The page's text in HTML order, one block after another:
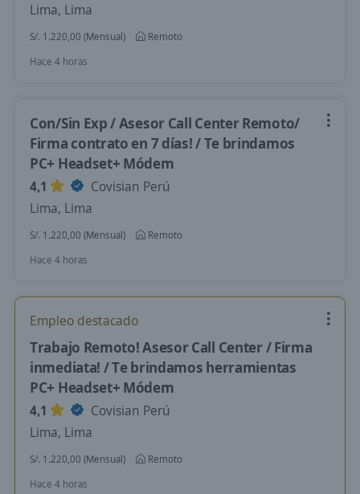
Lima, Lima
S/. 1.220,00 (Mensual)
Remoto
Hace 4 horas
Con/Sin Exp / Asesor Call Center Remoto/
Firma contrato en 7 días! / Te brindamos
PC+ Headset+ Módem
4,1
Covisian Perú
Lima, Lima
S/. 1.220,00 (Mensual)
Remoto
Hace 4 horas
Empleo destacado
Trabajo Remoto! Asesor Call Center / Firma
inmediata! / Te brindamos herramientas
PC+ Headset+ Módem
4,1
Covisian Perú
Lima, Lima
S/. 1.220,00 (Mensual)
Remoto
Hace 4 horas